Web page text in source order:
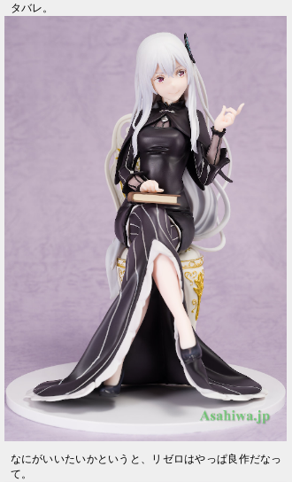
タバレ。
なにがいいたいかというと、リゼロはやっぱ良作だなっ
て。